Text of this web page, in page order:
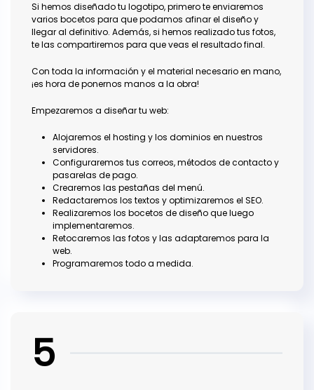
Si hemos diseñado tu logotipo, primero te enviaremos
varios bocetos para que podamos afinar el diseño y
llegar al definitivo. Además, si hemos realizado tus fotos,
te las compartiremos para que veas el resultado final.
Con toda la información y el material necesario en mano,
¡es hora de ponernos manos a la obra!
Empezaremos a diseñar tu web:
Alojaremos el hosting y los dominios en nuestros
servidores.
Configuraremos tus correos, métodos de contacto y
pasarelas de pago.
Crearemos las pestañas del menú.
Redactaremos los textos y optimizaremos el SEO.
Realizaremos los bocetos de diseño que luego
implementaremos.
Retocaremos las fotos y las adaptaremos para la
web.
Programaremos todo a medida.
5